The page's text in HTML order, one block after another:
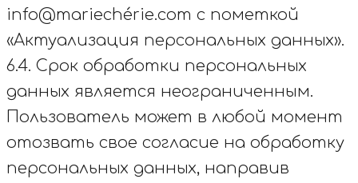
info@mariechérie.com с пометкой
«Актуализация персональных данных».
6.4. Срок обработки персональных
данных является неограниченным.
Пользователь может в любой момент
отозвать свое согласие на обработку
персональных данных, направив